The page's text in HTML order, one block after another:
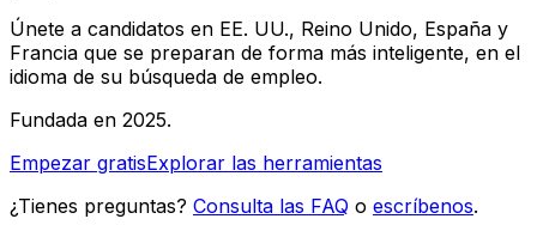
Únete a candidatos en EE. UU., Reino Unido, España y
Francia que se preparan de forma más inteligente, en el
idioma de su búsqueda de empleo.
Fundada en 2025.
Empezar gratisExplorar las herramientas
¿Tienes preguntas? Consulta las FAQ o escríbenos.